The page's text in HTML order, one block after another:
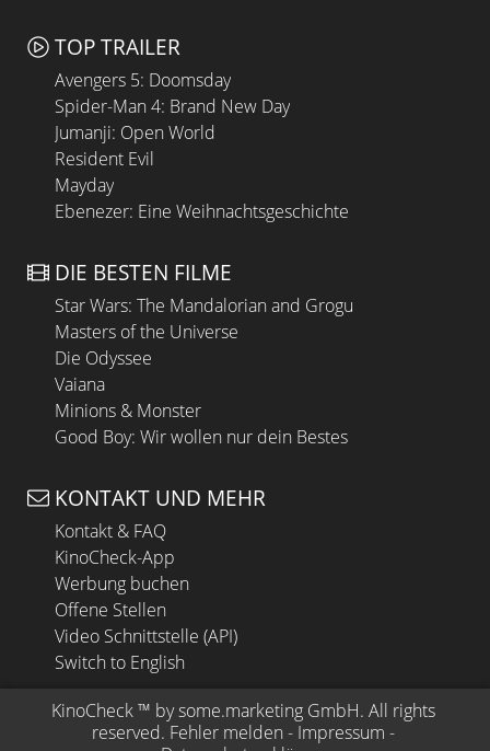
TOP TRAILER
Avengers 5: Doomsday
Spider-Man 4: Brand New Day
Jumanji: Open World
Resident Evil
Mayday
Ebenezer: Eine Weihnachtsgeschichte
DIE BESTEN FILME
Star Wars: The Mandalorian and Grogu
Masters of the Universe
Die Odyssee
Vaiana
Minions & Monster
Good Boy: Wir wollen nur dein Bestes
KONTAKT UND MEHR
Kontakt & FAQ
KinoCheck-App
Werbung buchen
Offene Stellen
Video Schnittstelle (API)
Switch to English
KinoCheck ™ by some.marketing GmbH. All rights
reserved. Fehler melden - Impressum -